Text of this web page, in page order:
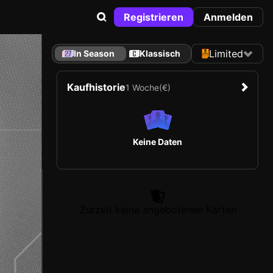
Registrieren Anmelden
In Season Klassisch Limited
Kaufhistorie1 Woche(€)
Keine Daten